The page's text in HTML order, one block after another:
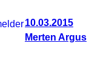
10.03.2015
Merten Argus